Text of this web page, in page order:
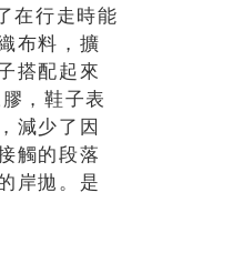
在行走時能
布料，擴
搭配起來
，鞋子表
減少了因
觸的段落
岸拋。是